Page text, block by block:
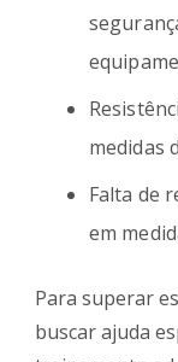
medidas
Falta de
em
Para superar
buscar ajuda